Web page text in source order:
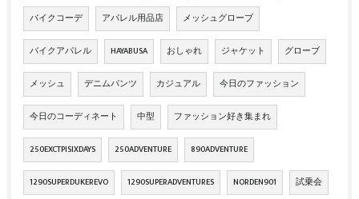
バイクコーデ アパレル用品店 メッシュグローブ
バイクアパレル HAYABUSA おしゃれ ジャケット グローブ
メッシュ デニムパンツ カジュアル 今日のファッション
今日のコーディネート 中型 ファッション好き集まれ
250EXCTPISIXDAYS 250ADVENTURE 890ADVENTURE
1290SUPERDUKEREVO 1290SUPERADVENTURES NORDEN901 試乗会